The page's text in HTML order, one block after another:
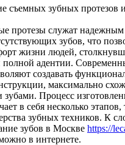
протезы служат надежным
зубов, что
жизни людей,
полной адентии.
создавать
максимально
зубами. Процесс
в себя несколько
зубных техников. К
зубов в Москве https://
в интернете.